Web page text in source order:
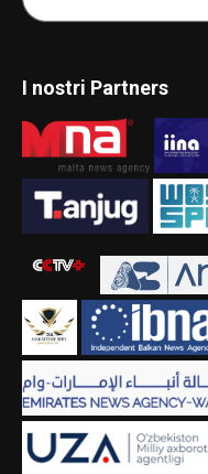
I nostri Partners